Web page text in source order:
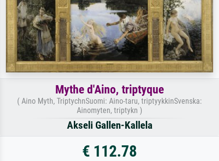
nu.
arbre.
Mythe d'Aino, triptyque
( Aino Myth, TriptychnSuomi: Aino-taru, triptyykkinSvenska:
Ainomyten, triptykn )
Akseli Gallen-Kallela
€ 112.78